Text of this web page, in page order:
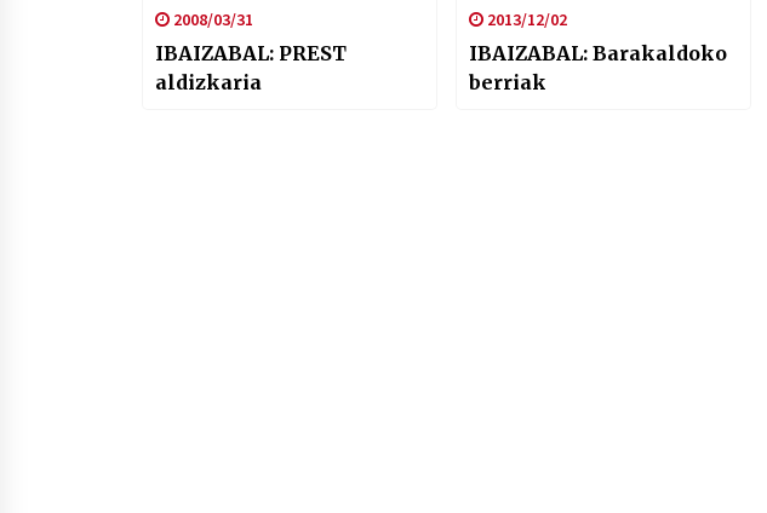
2008/03/31
IBAIZABAL: PREST
aldizkaria
2013/12/02
IBAIZABAL: Barakaldoko
berriak